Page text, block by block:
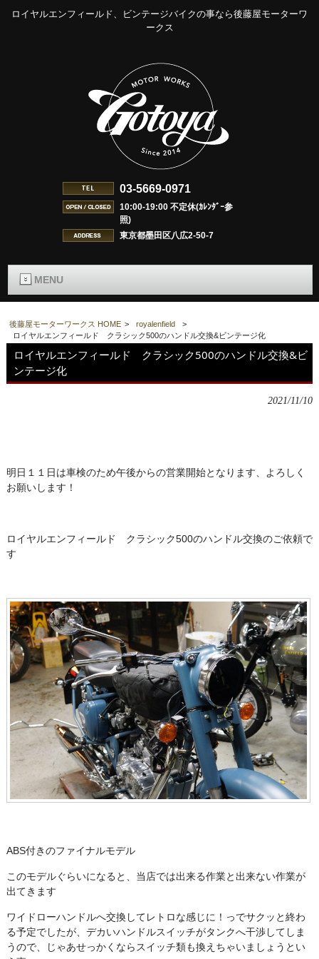
ロイヤルエンフィールド、ビンテージバイクの事なら後藤屋モーターワ
ークス
03-5669-0971
10:00-19:00 不定休(ｶﾚﾝﾀﾞｰ参
照)
東京都墨田区八広2-50-7
MENU
後藤屋モーターワークス HOME > royalenfield
>
ロイヤルエンフィールド クラシック500のハンドル交換&ビンテージ化
ロイヤルエンフィールド クラシック500のハンドル交換&ビ
ンテージ化
2021/11/10
明日１１日は車検のため午後からの営業開始となります、よろしく
お願いします！
ロイヤルエンフィールド クラシック500のハンドル交換のご依頼で
す
ABS付きのファイナルモデル
このモデルぐらいになると、当店では出来る作業と出来ない作業が
出てきます
ワイドローハンドルへ交換してレトロな感じに！っでサクッと終わ
る予定でしたが、デカいハンドルスイッチがタンクへ干渉してしま
うので、じゃあせっかくならスイッチ類も換えちゃいましょうとい